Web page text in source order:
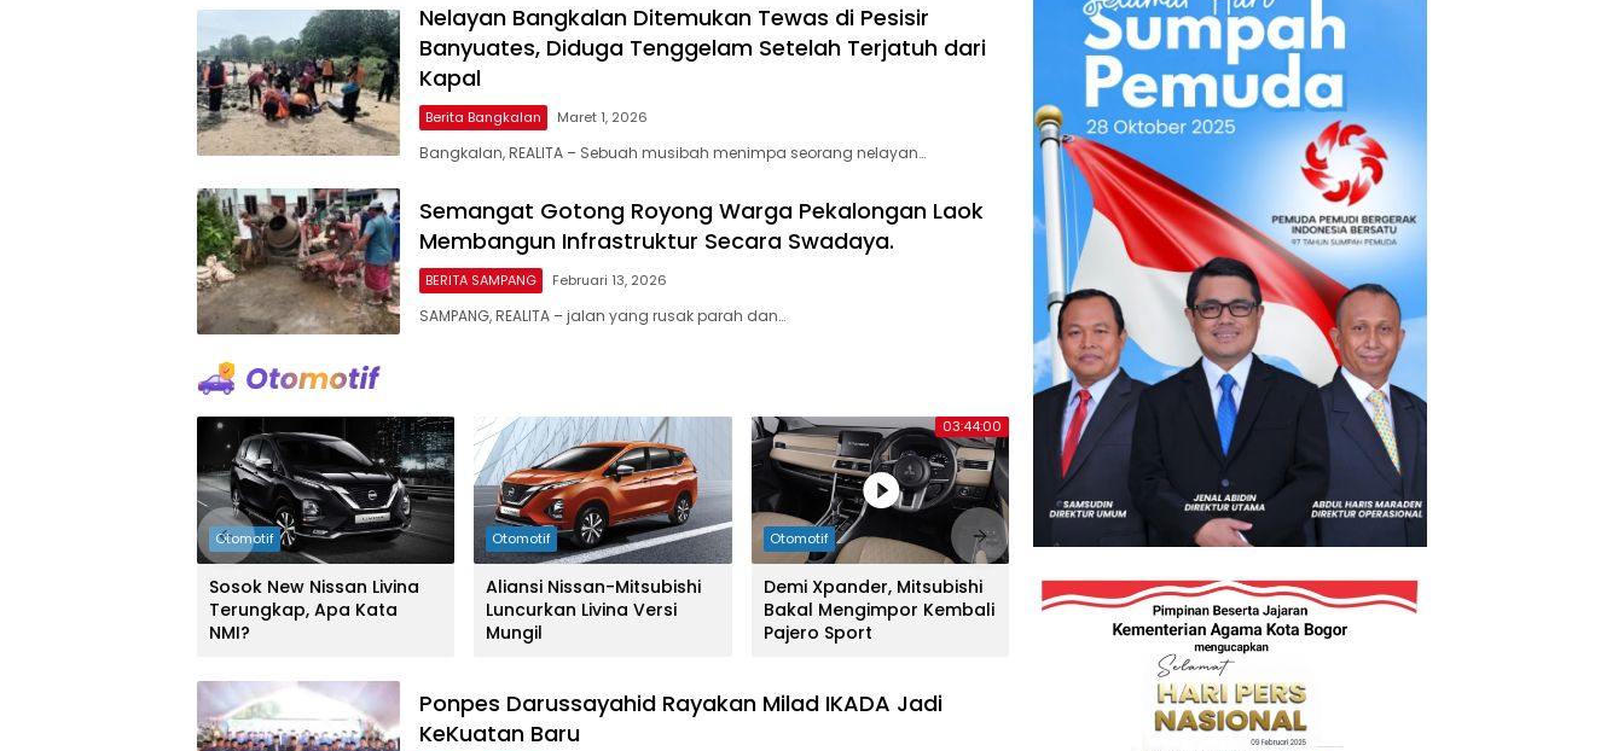
Nelayan Bangkalan Ditemukan Tewas di Pesisir
Banyuates, Diduga Tenggelam Setelah Terjatuh dari
Kapal
Berita Bangkalan Maret 1, 2026
Bangkalan, REALITA – Sebuah musibah menimpa seorang nelayan…
Semangat Gotong Royong Warga Pekalongan Laok
Membangun Infrastruktur Secara Swadaya.
BERITA SAMPANG Februari 13, 2026
SAMPANG, REALITA – jalan yang rusak parah dan…
Otomotif
Sosok New Nissan Livina
Terungkap, Apa Kata
NMI?
Otomotif
Aliansi Nissan-Mitsubishi
Luncurkan Livina Versi
Mungil
03:44:00
Otomotif
Demi Xpander, Mitsubishi
Bakal Mengimpor Kembali
Pajero Sport
Ponpes Darussayahid Rayakan Milad IKADA Jadi
KeKuatan Baru